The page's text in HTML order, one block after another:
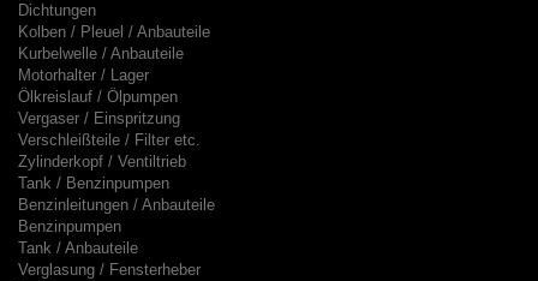
Dichtungen
Kolben / Pleuel / Anbauteile
Kurbelwelle / Anbauteile
Motorhalter / Lager
Ölkreislauf / Ölpumpen
Vergaser / Einspritzung
Verschleißteile / Filter etc.
Zylinderkopf / Ventiltrieb
Tank / Benzinpumpen
Benzinleitungen / Anbauteile
Benzinpumpen
Tank / Anbauteile
Verglasung / Fensterheber